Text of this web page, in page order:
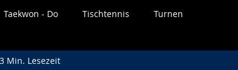
Taekwon - Do Tischtennis Turnen
3 Min. Lesezeit